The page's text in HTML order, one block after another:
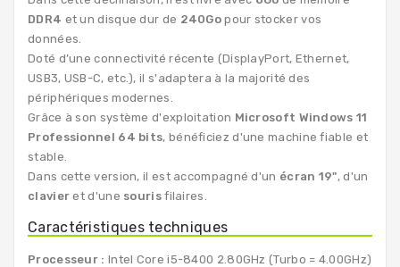
DDR4 et un disque dur de 240Go pour stocker vos
données.
Doté d’une connectivité récente (DisplayPort, Ethernet,
USB3, USB-C, etc.), il s'adaptera à la majorité des
périphériques modernes.
Grâce à son système d'exploitation Microsoft Windows 11
Professionnel 64 bits, bénéficiez d'une machine fiable et
stable.
Dans cette version, il est accompagné d'un écran 19", d'un
clavier et d'une sourisfilaires.
Caractéristiques techniques
Processeur : Intel Core i5-8400 2.80GHz (Turbo = 4.00GHz)